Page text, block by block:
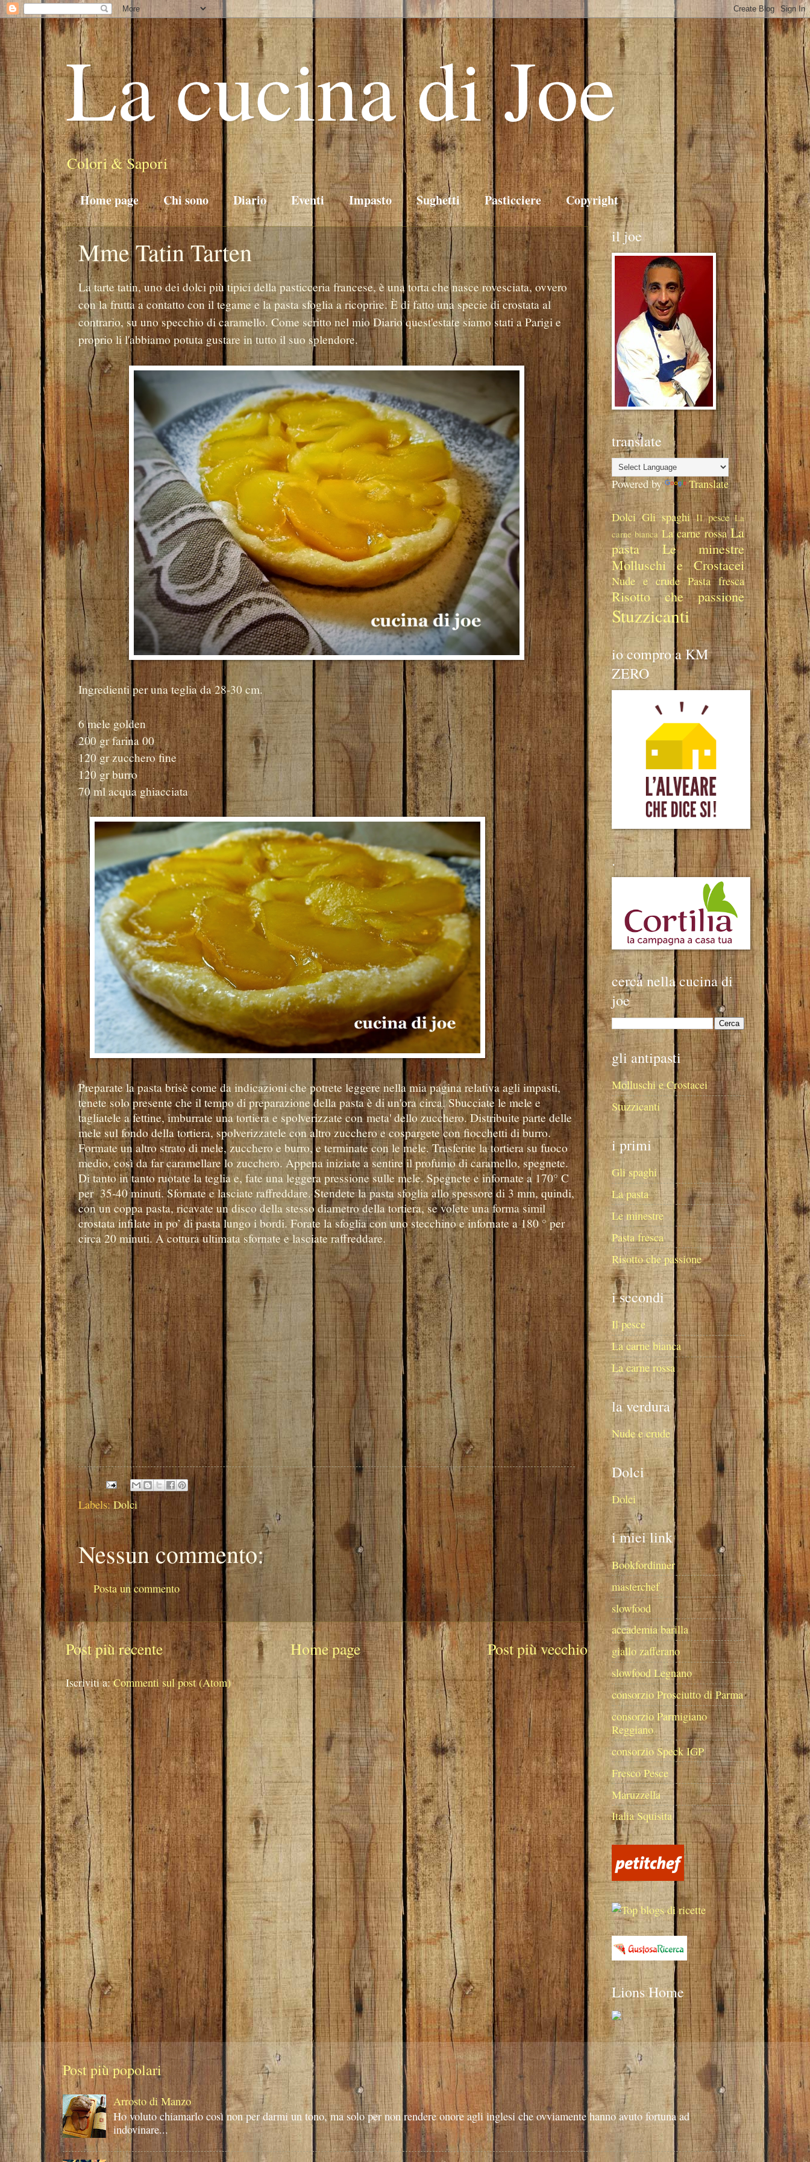
La cucina di Joe
Colori & Sapori
Home page Chi sono Diario Eventi Impasto Sughetti Pasticciere Copyright
Mme Tatin Tarten
La tarte tatin, uno dei dolci più tipici della pasticceria francese, è una torta che nasce rovesciata, ovvero
con la frutta a contatto con il tegame e la pasta sfoglia a ricoprire. È di fatto una specie di crostata al
contrario, su uno specchio di caramello. Come scritto nel mio Diario quest'estate siamo stati a Parigi e
proprio li l'abbiamo potuta gustare in tutto il suo splendore.
Ingredienti per una teglia da 28-30 cm.
6 mele golden
200 gr farina 00
120 gr zucchero fine
120 gr burro
70 ml acqua ghiacciata
Preparate la pasta brisè come da indicazioni che potrete leggere nella mia pagina relativa agli impasti,
tenete solo presente che il tempo di preparazione della pasta è di un'ora circa. Sbucciate le mele e
tagliatele a fettine, imburrate una tortiera e spolverizzate con meta' dello zucchero. Distribuite parte delle
mele sul fondo della tortiera, spolverizzatele con altro zucchero e cospargete con fiocchetti di burro.
Formate un altro strato di mele, zucchero e burro, e terminate con le mele. Trasferite la tortiera su fuoco
medio, così da far caramellare lo zucchero. Appena iniziate a sentire il profumo di caramello, spegnete.
Di tanto in tanto ruotate la teglia e, fate una leggera pressione sulle mele. Spegnete e infornate a 170° C
per 35-40 minuti. Sfornate e lasciate raffreddare. Stendete la pasta sfoglia allo spessore di 3 mm, quindi,
con un coppa pasta, ricavate un disco della stesso diametro della tortiera, se volete una forma simil
crostata infilate in po’ di pasta lungo i bordi. Forate la sfoglia con uno stecchino e infornate a 180 ° per
circa 20 minuti. A cottura ultimata sfornate e lasciate raffreddare.
Labels:Dolci
Nessun commento:
Posta un commento
Post più recente Post più vecchio
Home page
Iscriviti a:Commenti sul post (Atom)
il joe
translate
Powered by Translate
Dolci Gli spaghi Il pesce La
carne bianca La carne rossa La
pasta
Le minestre
Molluschi e Crostacei
Nude e crude Pasta fresca
Risotto che passione
Stuzzicanti
io compro a KM
ZERO
.
cerca nella cucina di
joe
gli antipasti
Molluschi e Crostacei
Stuzzicanti
i primi
Gli spaghi
La pasta
Le minestre
Pasta fresca
Risotto che passione
i secondi
Il pesce
La carne bianca
La carne rossa
la verdura
Nude e crude
Dolci
Dolci
i miei link
Bookfordinner
masterchef
slowfood
accademia barilla
giallo zafferano
slowfood Legnano
consorzio Prosciutto di Parma
consorzio Parmigiano
Reggiano
consorzio Speck IGP
Fresco Pesce
Maruzzella
Italia Squisita
Lions Home
Post più popolari
Arrosto di Manzo
Ho voluto chiamarlo così non per darmi un tono, ma solo per non rendere onore agli inglesi che ovviamente hanno avuto fortuna ad
indovinare...